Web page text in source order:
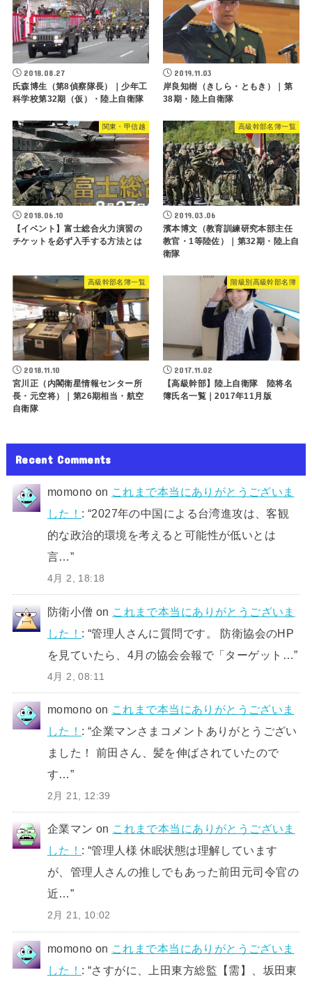
2018.08.27
氏森博生（第8偵察隊長）｜少年工
科学校第32期（仮）・陸上自衛隊
2019.11.03
岸良知樹（きしら・ともき）｜第
38期・陸上自衛隊
関東・甲信越
2018.06.10
【イベント】富士総合火力演習の
チケットを必ず入手する方法とは
高級幹部名簿一覧
2019.03.06
濱本博文（教育訓練研究本部主任
教官・1等陸佐）｜第32期・陸上自
衛隊
高級幹部名簿一覧
2018.11.10
宮川正（内閣衛星情報センター所
長・元空将）｜第26期相当・航空
自衛隊
階級別高級幹部名簿
2017.11.02
【高級幹部】陸上自衛隊 陸将名
簿氏名一覧｜2017年11月版
Recent Comments
momono on これまで本当にありがとうございま
した！ : “2027年の中国による台湾進攻は、客観
的な政治的環境を考えると可能性が低いとは
言…”
4月 2, 18:18
防衛小僧 on これまで本当にありがとうございま
した！ : “管理人さんに質問です。 防衛協会のHP
を見ていたら、4月の協会会報で「ターゲット… ”
4月 2, 08:11
momono on これまで本当にありがとうございま
した！ : “企業マンさまコメントありがとうござい
ました！ 前田さん、髪を伸ばされていたので
す…”
2月 21, 12:39
企業マン on これまで本当にありがとうございま
した！ : “管理人様 休眠状態は理解しています
が、管理人さんの推しでもあった前田元司令官の
近…”
2月 21, 10:02
momono on これまで本当にありがとうございま
した！ : “さすがに、上田東方総監【需】、坂田東